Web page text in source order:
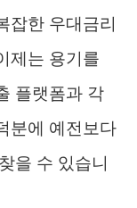
잡한 우대금리
제는 용기를
플랫폼과 각
분에 예전보다
을 수 있습니